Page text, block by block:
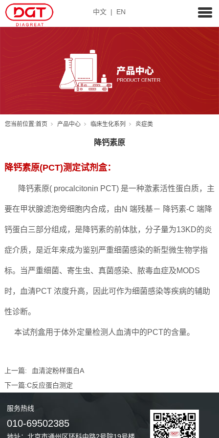
中文 | EN
您当前位置:首页 产品中心 临床生化系列 炎症类
降钙素原
降钙素原(PCT)测定试剂盒：
降钙素原( procalcitonin PCT) 是一种激素活性蛋白质，主
要在甲状腺滤泡旁细胞内合成，由N 端残基－ 降钙素-C 端降
钙蛋白三部分组成，是降钙素的前体肽，分子量为13KD的炎
症介质，是近年来成为鉴别严重细菌感染的新型微生物学指
标。当严重细菌、寄生虫、真菌感染、脓毒血症及MODS
时，血清PCT 浓度升高，因此可作为细菌感染等疾病的辅助
性诊断。
本试剂盒用于体外定量检测人血清中的PCT的含量。
上一篇:
血清淀粉样蛋白A
下一篇:C反应蛋白测定
服务热线
010-69502385